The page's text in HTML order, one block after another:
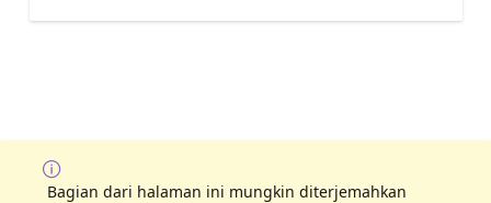
Bagian dari halaman ini mungkin diterjemahkan